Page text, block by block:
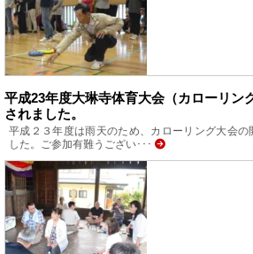
平成23年度大琳寺体育大会（カローリン
されました。
平成２３年度は雨天のため、カローリング大会の
した。ご参加有難うござい･･･